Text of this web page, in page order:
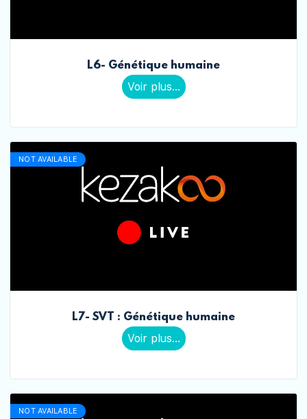
L6- Génétique humaine
Voir plus...
NOT AVAILABLE
L7- SVT : Génétique humaine
Voir plus...
NOT AVAILABLE